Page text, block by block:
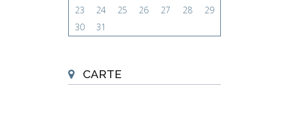
23
24 25 26 27 28
29
30
31
CARTE